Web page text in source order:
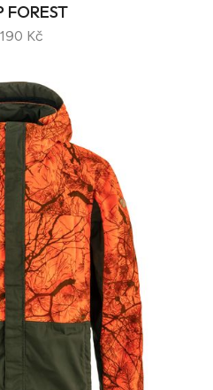
FOREST
Kč